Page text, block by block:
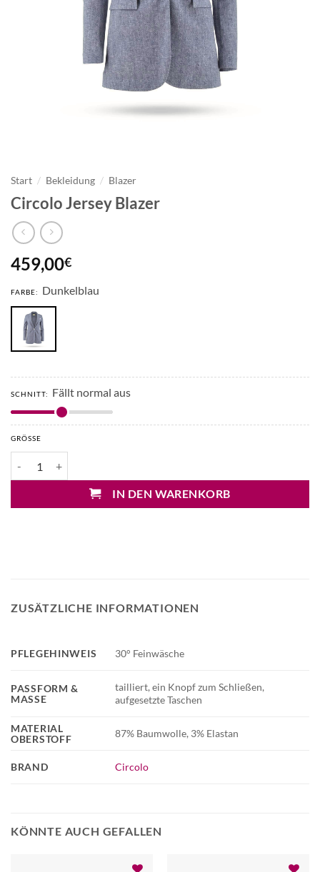
Start / Bekleidung / Blazer
Circolo Jersey Blazer
459,00€
FARBE: Dunkelblau
SCHNITT: Fällt normal aus
GRÖSSE
IN DEN WARENKORB
ZUSÄTZLICHE INFORMATIONEN
BRAND Circolo
PFLEGEHINWEIS 30° Feinwäsche
PASSFORM &
MASSE
tailliert, ein Knopf zum Schließen,
aufgesetzte Taschen
MATERIAL
OBERSTOFF
87% Baumwolle, 3% Elastan
KÖNNTE AUCH GEFALLEN